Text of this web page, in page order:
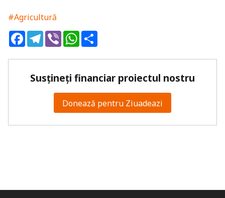
#Agricultură
FacebookTelegram
ViberWhatsApp
Susțineți financiar proiectul nostru
Donează pentru Ziuadeazi